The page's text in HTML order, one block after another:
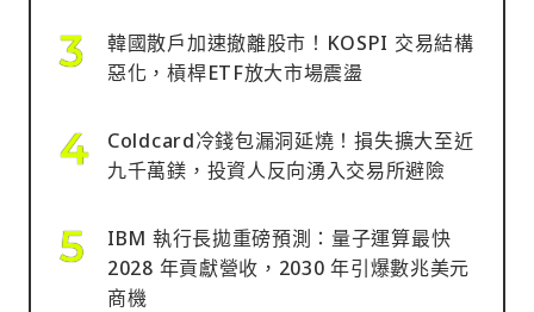
韓國散戶加速撤離股市！KOSPI 交易結構
惡化，槓桿ETF放大市場震盪
Coldcard冷錢包漏洞延燒！損失擴大至近
九千萬鎂，投資人反向湧入交易所避險
IBM 執行長拋重磅預測：量子運算最快
2028 年貢獻營收，2030 年引爆數兆美元
商機